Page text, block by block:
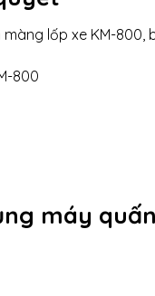
lốp xe KM-800,
800
máy